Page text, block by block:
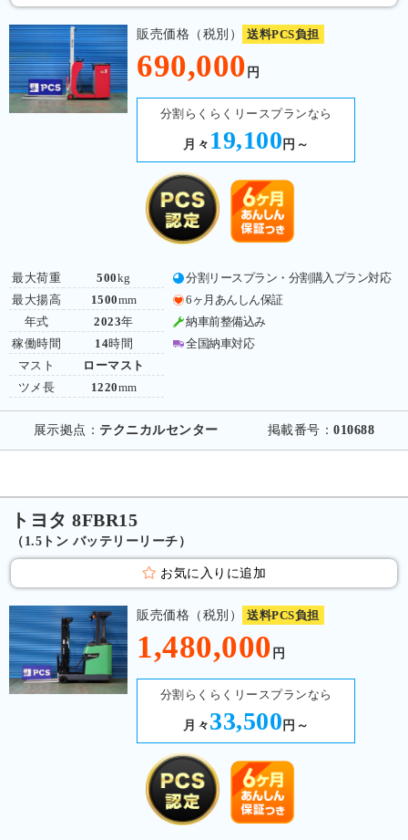
販売価格（税別） 送料PCS負担
690,000 円
分割らくらくリースプランなら
月々 19,100 円～
最大荷重
最大揚高
年式
稼働時間
マスト
ツメ長
500kg
1500mm
2023年
14時間
ローマスト
1220mm
分割リースプラン・分割購入プラン対応
6ヶ月あんしん保証
納車前整備込み
全国納車対応
展示拠点： テクニカルセンター 掲載番号：010688
トヨタ 8FBR15
（1.5トン バッテリーリーチ）
お気に入りに追加
販売価格（税別） 送料PCS負担
1,480,000 円
分割らくらくリースプランなら
月々 33,500 円～